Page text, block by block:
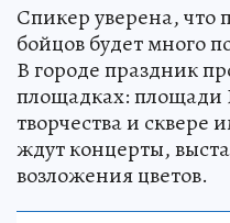
Спикер уверена, что
бойцов будет много
В городе праздник
площадках:
творчества и
ждут концерты,
возложения цветов.